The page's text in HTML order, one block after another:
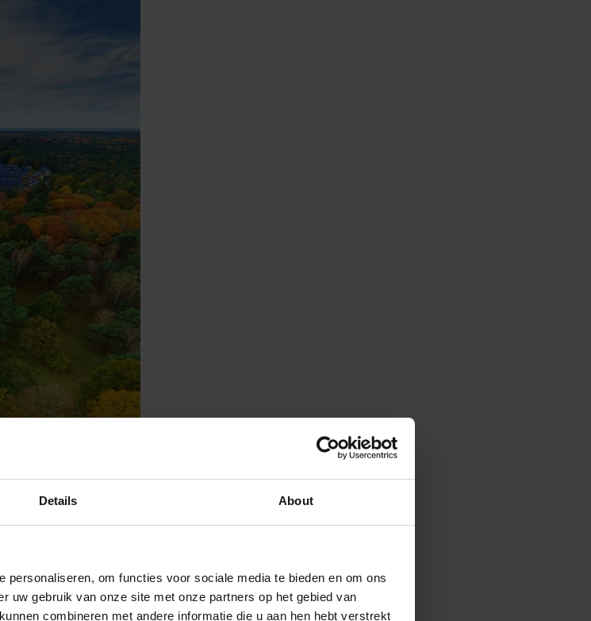
Details About
personaliseren, om functies voor sociale media te bieden en om ons
uw gebruik van onze site met onze partners op het gebied van
combineren met andere informatie die u aan hen hebt verstrekt